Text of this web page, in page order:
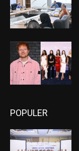
POPULER